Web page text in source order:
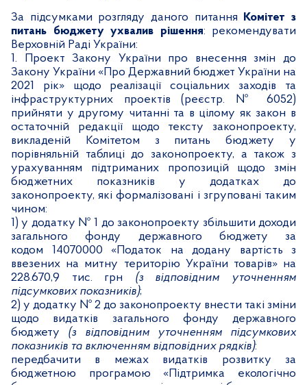
За підсумками розгляду даного питання
Комітет з
питань бюджету ухвалив рішення: рекомендувати
Верховній Раді України:
1. Проект Закону України про внесення змін до
Закону України «Про Державний бюджет України на
2021 рік» щодо реалізації соціальних заходів та
інфраструктурних проектів (реєстр. № 6052)
прийняти у другому читанні та в цілому як закон в
остаточній редакції щодо тексту законопроекту,
викладеній Комітетом з питань бюджету у
порівняльній таблиці до законопроекту, а також з
урахуванням підтриманих пропозицій щодо змін
бюджетних показників у додатках до
законопроекту, які формалізовані і згруповані таким
чином:
1) у додатку № 1 до законопроекту збільшити доходи
загального фонду державного бюджету за
кодом 14070000 «Податок на додану вартість з
ввезених на митну територію України товарів» на
228.670,9 тис. грн (з відповідним уточненням
підсумкових показників);
2) у додатку № 2 до законопроекту внести такі зміни
щодо видатків загального фонду державного
бюджету (з відповідним уточненням підсумкових
показників та включенням відповідних рядків):
передбачити в межах видатків розвитку за
бюджетною програмою «Підтримка екологічно